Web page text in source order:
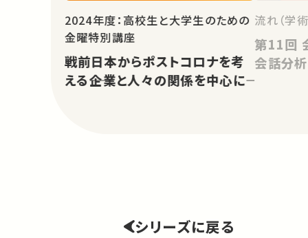
2024年度：高校生と大学生のための
金曜特別講座
戦前日本からポストコロナを考
える――企業と人々の関係を中心に――
流れ（学
第11回 会話を紡ぐ流れの諸相：
会話分
シリーズに戻る